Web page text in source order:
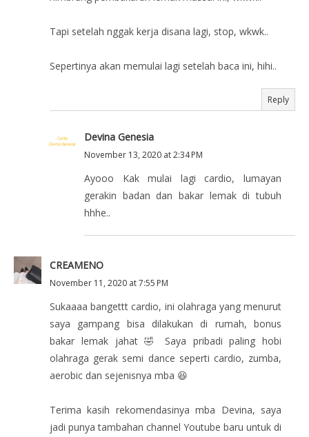
Tapi setelah nggak kerja disana lagi, stop, wkwk..
Sepertinya akan memulai lagi setelah baca ini, hihi..
Reply
Devina Genesia
November 13, 2020 at 2:34 PM
Ayooo Kak mulai lagi cardio, lumayan
gerakin badan dan bakar lemak di tubuh
hhhe..
CREAMENO
November 11, 2020 at 7:55 PM
Sukaaaa bangettt cardio, ini olahraga yang menurut
saya gampang bisa dilakukan di rumah, bonus
bakar lemak jahat 🤣 Saya pribadi paling hobi
olahraga gerak semi dance seperti cardio, zumba,
aerobic dan sejenisnya mba 😆
Terima kasih rekomendasinya mba Devina, saya
jadi punya tambahan channel Youtube baru untuk di